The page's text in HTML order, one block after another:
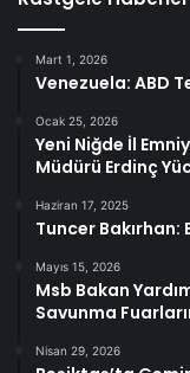
Mart 1, 2026
Venezuela: ABD
Ocak 25, 2026
Yeni Niğde İl
Müdürü Erdinç
Haziran 17, 2025
Tuncer Bakırhan:
Mayıs 15, 2026
Msb Bakan
Savunma
Nisan 29, 2026